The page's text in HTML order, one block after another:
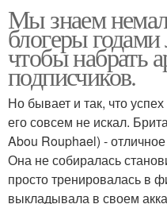
Мы знаем
блогеры
чтобы набрать
подписчиков.
Но бывает и так, что
его совсем не искал.
Abou Rouphael) -
Она не собиралась
просто тренировалась в
выкладывала в своем